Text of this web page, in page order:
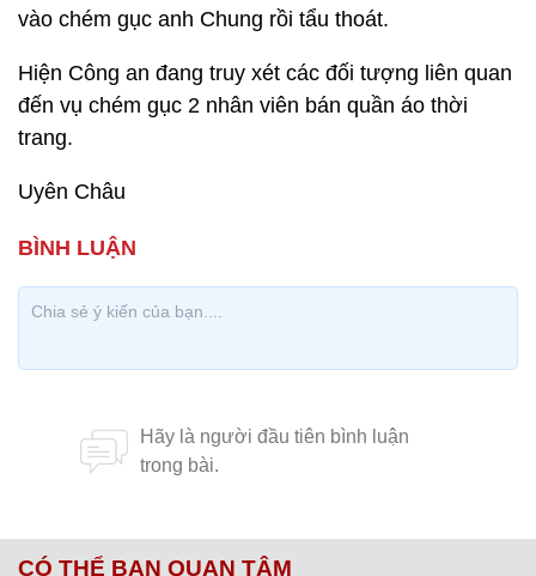
vào chém gục anh Chung rồi tẩu thoát.
Hiện Công an đang truy xét các đối tượng liên quan
đến vụ chém gục 2 nhân viên bán quần áo thời
trang.
Uyên Châu
CÓ THỂ BẠN QUAN TÂM